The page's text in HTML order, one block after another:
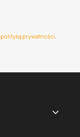
polityką prywatności